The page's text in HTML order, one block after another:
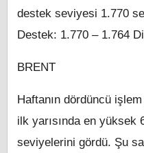
destek seviyesi 1.770
Destek: 1.770 – 1.764
BRENT
Haftanın dördüncü
ilk yarısında en yüksek
seviyelerini gördü. Şu